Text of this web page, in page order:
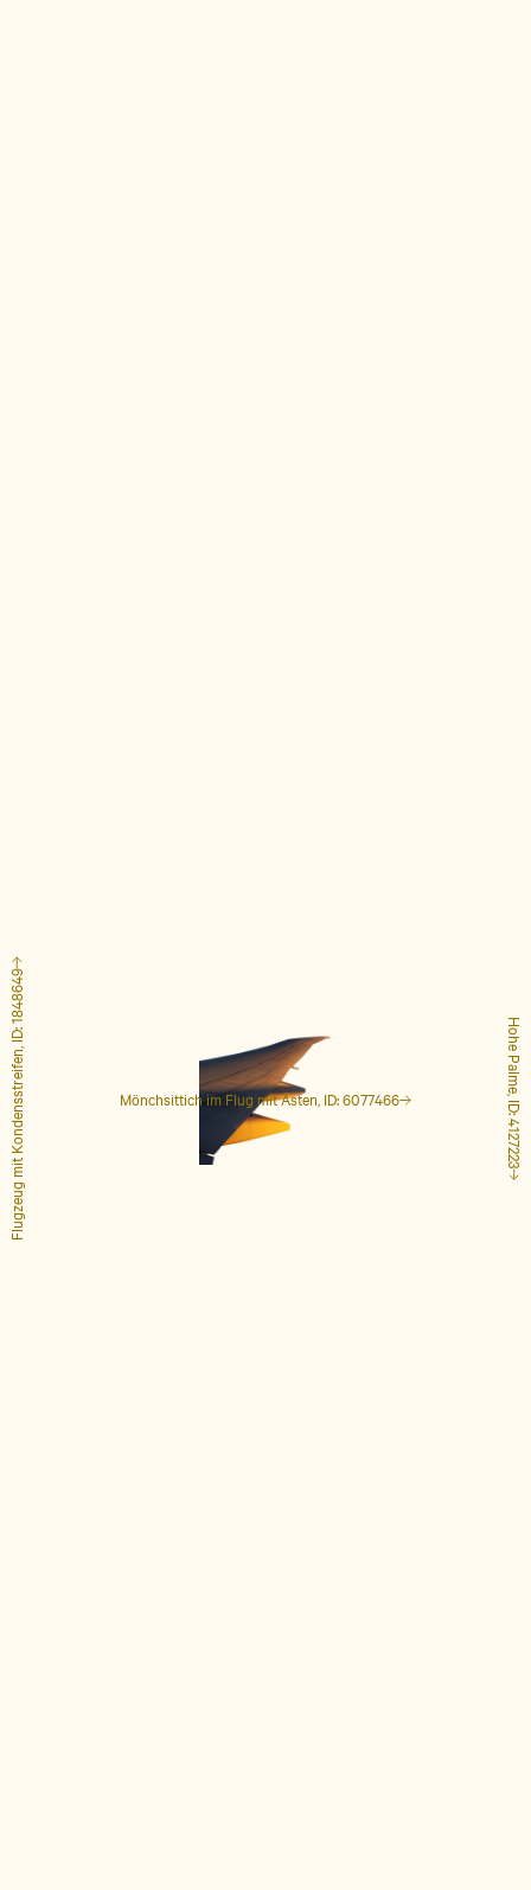
Mönchsittich im Flug mit Ästen, ID: 6077466 Hohe Palme, ID: 4127223
Flugzeug mit Kondensstreifen, ID: 1848649